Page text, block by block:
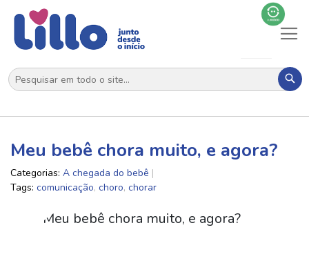
Meu bebê chora muito, e agora?
Categorias: A chegada do bebê
Tags: comunicação, choro, chorar